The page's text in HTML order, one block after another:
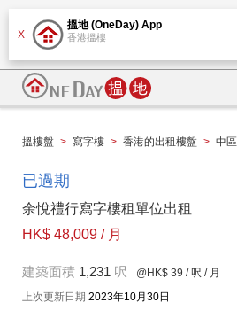
X
搵地 (OneDay) App
香港搵樓
搵樓盤 > 寫字樓 > 香港的出租樓盤 > 中區
已過期
余悅禮行寫字樓租單位出租
HK$ 48,009 / 月
建築面積 1,231 呎 @HK$ 39 / 呎 / 月
上次更新日期 2023年10月30日